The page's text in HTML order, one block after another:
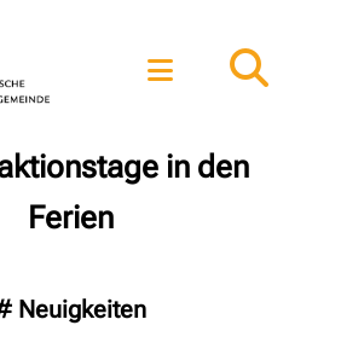
in den
Ferien
Neuigkeiten